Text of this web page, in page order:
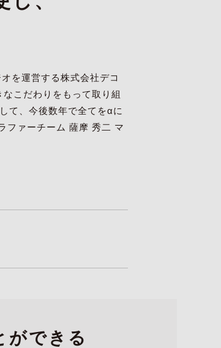
を運営する株式会社デコ
こだわりをもって取り組
て、今後数年で全てをαに
ファーチーム 薩摩 秀二 マ
ができる